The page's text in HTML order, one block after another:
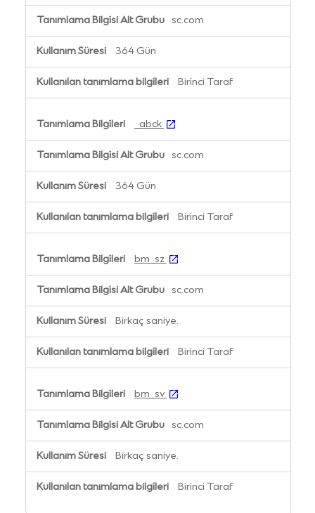
sc.com
364 Gün
Birinci Taraf
_abck
sc.com
364 Gün
Birinci Taraf
bm_sz
sc.com
Birkaç saniye.
Birinci Taraf
bm_sv
sc.com
Birkaç saniye.
Birinci Taraf